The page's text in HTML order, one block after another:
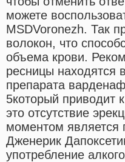
можете
MSDVoronezh. Так
волокон, что
объема крови.
ресницы находятся
препарата
5который
это отсутствие
моментом
Дженерик
употребление